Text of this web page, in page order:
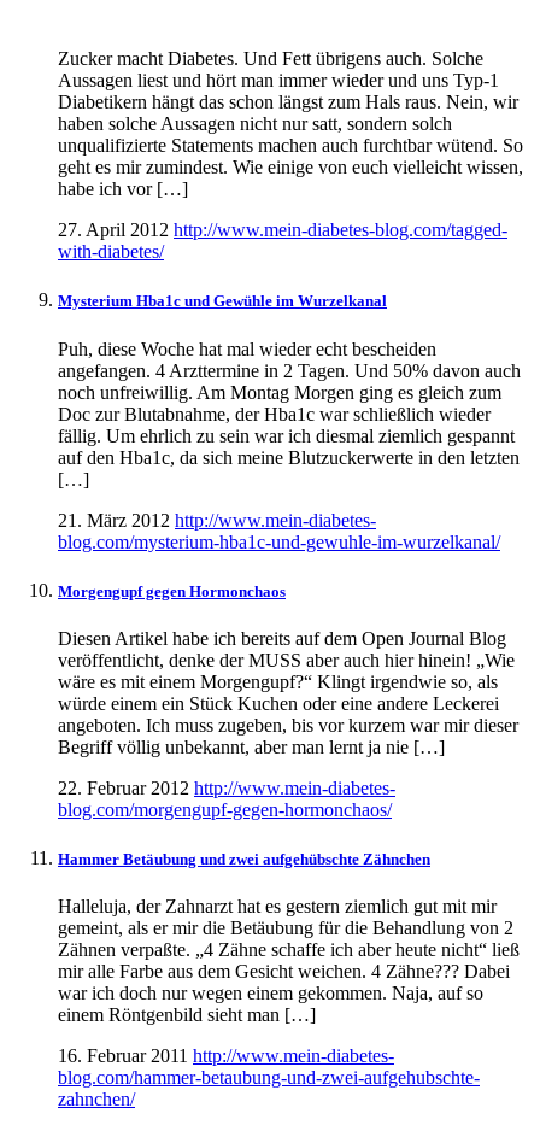
Zucker macht Diabetes. Und Fett übrigens auch. Solche
Aussagen liest und hört man immer wieder und uns Typ-1
Diabetikern hängt das schon längst zum Hals raus. Nein, wir
haben solche Aussagen nicht nur satt, sondern solch
unqualifizierte Statements machen auch furchtbar wütend. So
geht es mir zumindest. Wie einige von euch vielleicht wissen,
habe ich vor […]
27. April 2012 http://www.mein-diabetes-blog.com/tagged-
with-diabetes/
Mysterium Hba1c und Gewühle im Wurzelkanal
Puh, diese Woche hat mal wieder echt bescheiden
angefangen. 4 Arzttermine in 2 Tagen. Und 50% davon auch
noch unfreiwillig. Am Montag Morgen ging es gleich zum
Doc zur Blutabnahme, der Hba1c war schließlich wieder
fällig. Um ehrlich zu sein war ich diesmal ziemlich gespannt
auf den Hba1c, da sich meine Blutzuckerwerte in den letzten
[…]
21. März 2012 http://www.mein-diabetes-
blog.com/mysterium-hba1c-und-gewuhle-im-wurzelkanal/
Morgengupf gegen Hormonchaos
Diesen Artikel habe ich bereits auf dem Open Journal Blog
veröffentlicht, denke der MUSS aber auch hier hinein! „Wie
wäre es mit einem Morgengupf?“ Klingt irgendwie so, als
würde einem ein Stück Kuchen oder eine andere Leckerei
angeboten. Ich muss zugeben, bis vor kurzem war mir dieser
Begriff völlig unbekannt, aber man lernt ja nie […]
22. Februar 2012 http://www.mein-diabetes-
blog.com/morgengupf-gegen-hormonchaos/
Hammer Betäubung und zwei aufgehübschte Zähnchen
Halleluja, der Zahnarzt hat es gestern ziemlich gut mit mir
gemeint, als er mir die Betäubung für die Behandlung von 2
Zähnen verpaßte. „4 Zähne schaffe ich aber heute nicht“ ließ
mir alle Farbe aus dem Gesicht weichen. 4 Zähne??? Dabei
war ich doch nur wegen einem gekommen. Naja, auf so
einem Röntgenbild sieht man […]
16. Februar 2011 http://www.mein-diabetes-
blog.com/hammer-betaubung-und-zwei-aufgehubschte-
zahnchen/